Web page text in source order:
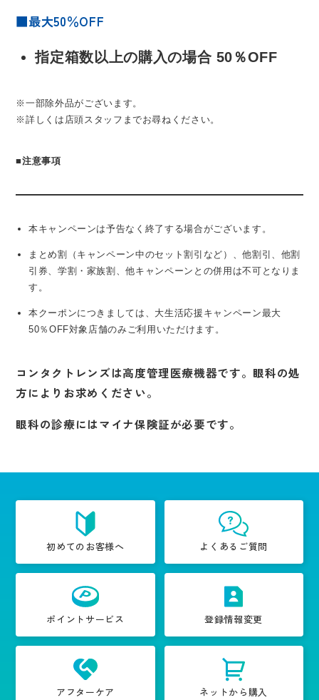
■最大50％OFF
指定箱数以上の購入の場合 50％OFF
※一部除外品がございます。
※詳しくは店頭スタッフまでお尋ねください。
■注意事項
本キャンペーンは予告なく終了する場合がございます。
まとめ割（キャンペーン中のセット割引など）、他割引、他割
引券、学割・家族割、他キャンペーンとの併用は不可となりま
す。
本クーポンにつきましては、大生活応援キャンペーン最大
50％OFF対象店舗のみご利用いただけます。
コンタクトレンズは高度管理医療機器です。眼科の処
方によりお求めください。
眼科の診療にはマイナ保険証が必要です。
初めてのお客様へ よくあるご質問
ポイントサービス 登録情報変更
アフターケア ネットから購入